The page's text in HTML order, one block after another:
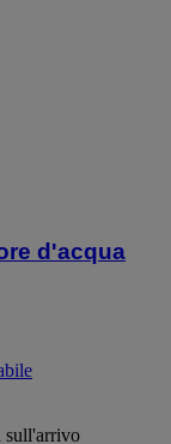
d'acqua
sull'arrivo